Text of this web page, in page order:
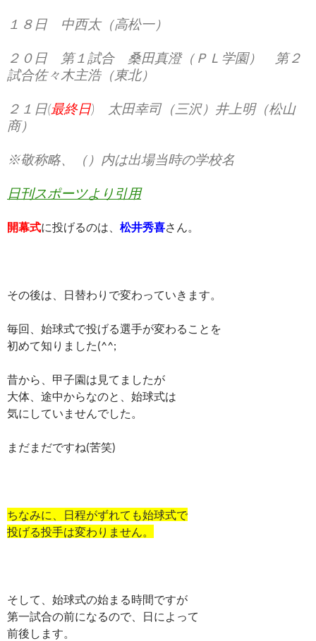
１８日 中西太（高松一）
２０日 第１試合 桑田真澄（ＰＬ学園） 第２
試合佐々木主浩（東北）
２１日(最終日) 太田幸司（三沢）井上明（松山
商）
※敬称略、（）内は出場当時の学校名
日刊スポーツより引用
開幕式に投げるのは、 松井秀喜さん。
その後は、日替わりで変わっていきます。
毎回、始球式で投げる選手が変わることを
初めて知りました(^^;
昔から、甲子園は見てましたが
大体、途中からなのと、始球式は
気にしていませんでした。
まだまだですね(苦笑)
ちなみに、日程がずれても始球式で
投げる投手は変わりません。
そして、始球式の始まる時間ですが
第一試合の前になるので、日によって
前後します。